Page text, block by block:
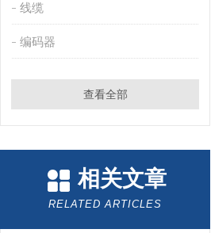
线缆
编码器
查看全部
相关文章
RELATED ARTICLES